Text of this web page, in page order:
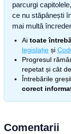
parcurgi
ce nu stăpânești
mai multă
Ai toate
legislație și
Progresul
repetat și cât
Întrebările
corect
Comentarii